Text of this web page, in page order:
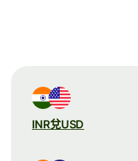
INR兌USD